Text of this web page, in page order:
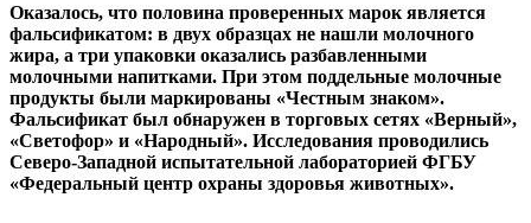
Оказалось, что половина проверенных марок является
фальсификатом: в двух образцах не нашли молочного
жира, а три упаковки оказались разбавленными
молочными напитками. При этом поддельные молочные
продукты были маркированы «Честным знаком».
Фальсификат был обнаружен в торговых сетях «Верный»,
«Светофор» и «Народный». Исследования проводились
Северо-Западной испытательной лабораторией ФГБУ
«Федеральный центр охраны здоровья животных».